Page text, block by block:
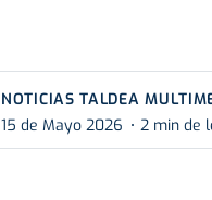
NOTICIAS TALDEA
15 de Mayo 2026
2 min de